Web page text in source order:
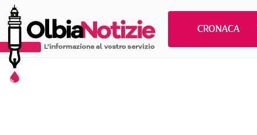
CRONACA